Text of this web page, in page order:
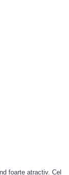
foarte atractiv. Cel